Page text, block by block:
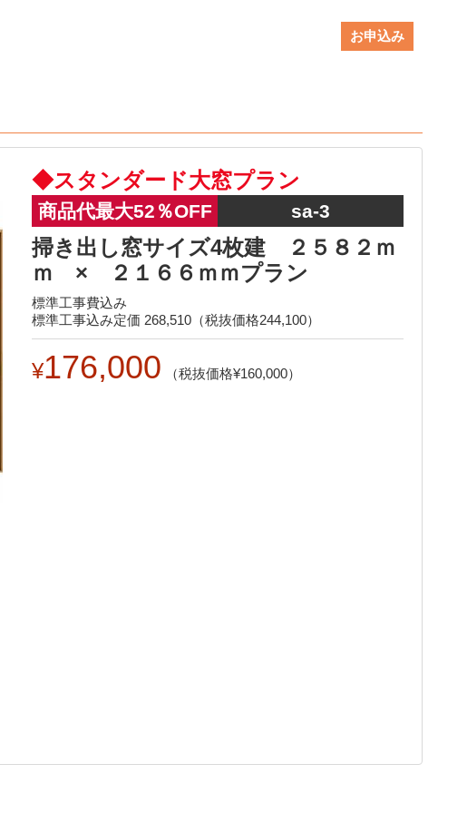
お申込み
◆スタンダード大窓プラン
商品代最大52％OFF sa-3
掃き出し窓サイズ4枚建 ２５８２ｍ
ｍ × ２１６６ｍｍプラン
標準工事費込み
標準工事込み定価 268,510（税抜価格244,100）
176,000 160,000